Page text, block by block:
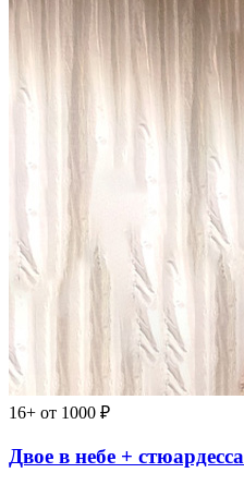
16+ от 1000 ₽
Двое в небе + стюардесса